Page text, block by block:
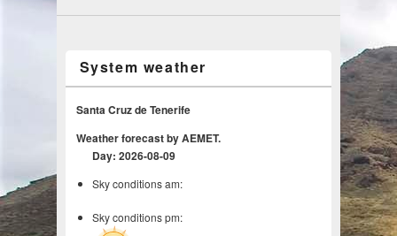
System weather
Santa Cruz de Tenerife
Weather forecast by AEMET.
Day: 2026-08-09
Sky conditions am:
Sky conditions pm: